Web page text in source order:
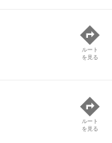
ルート
を見る
ルート
を見る